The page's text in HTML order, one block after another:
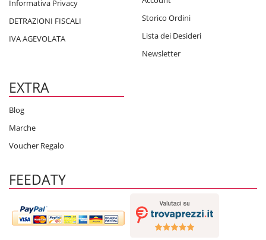
Informativa Privacy
DETRAZIONI FISCALI
IVA AGEVOLATA
Storico Ordini
Lista dei Desideri
Newsletter
EXTRA
Blog
Marche
Voucher Regalo
FEEDATY